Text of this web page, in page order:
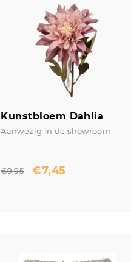
Kunstbloem Dahlia
Aanwezig in de showroom
€9,95 €7,45